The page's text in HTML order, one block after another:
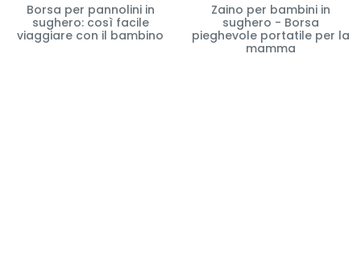
Borsa per pannolini in
sughero: così facile
viaggiare con il bambino
Zaino per bambini in
sughero - Borsa
pieghevole portatile per la
mamma